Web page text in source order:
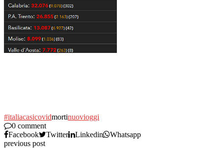
#italiacasicovidmortinuovioggi
0 comment
Facebook
Twitter Linkedin
Whatsapp
previous post